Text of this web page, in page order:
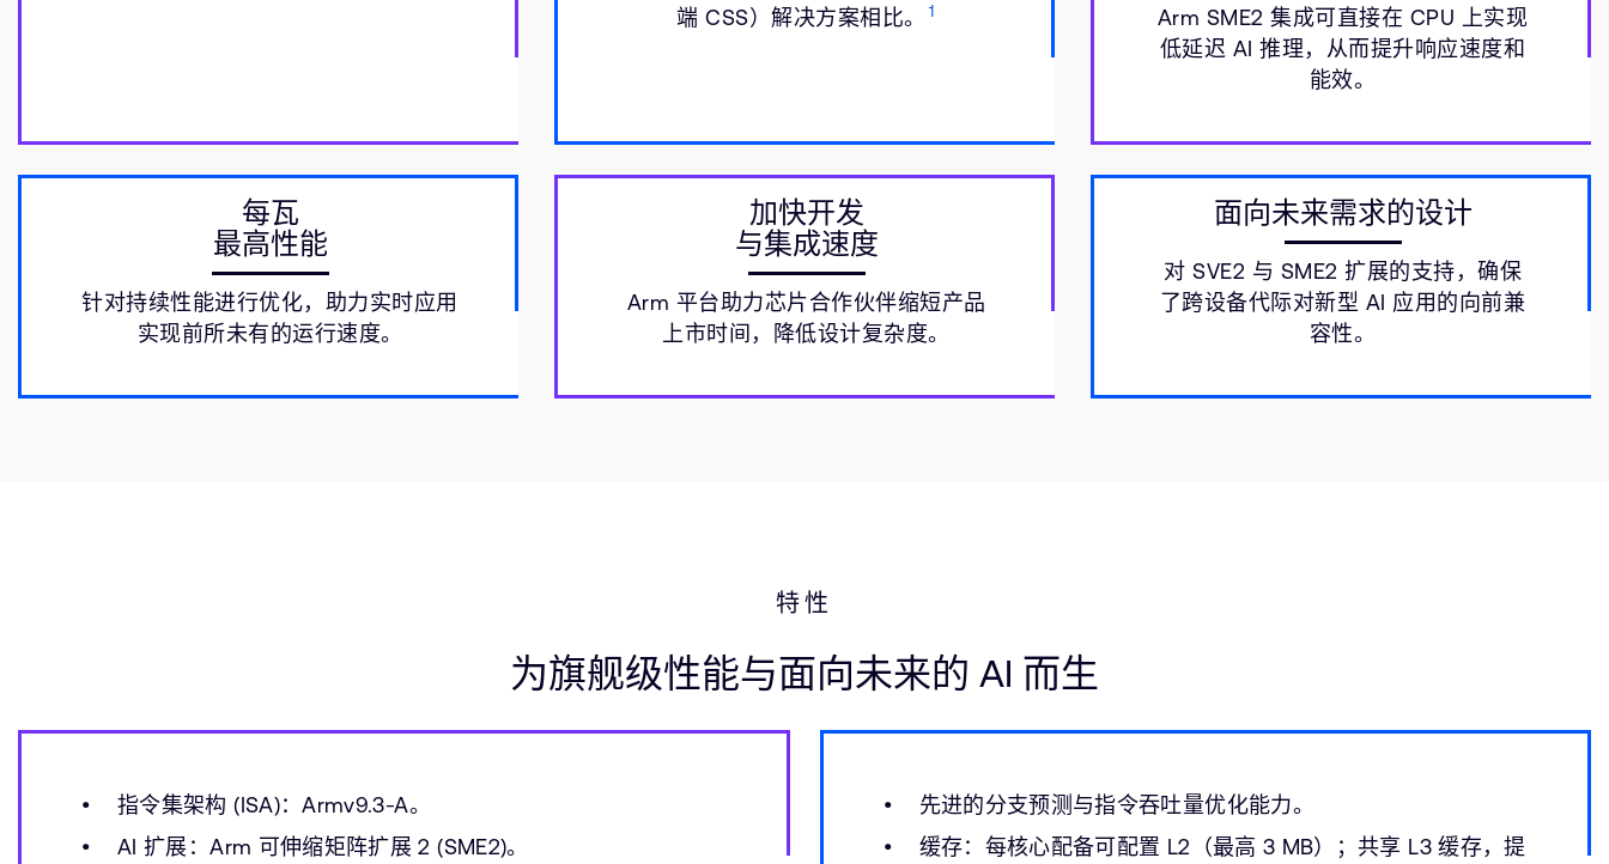
端 CSS）解决方案相比。
1
Arm SME2 集成可直接在 CPU 上实现
低延迟 AI 推理，从而提升响应速度和
能效。
每瓦
最高性能
针对持续性能进行优化，助力实时应用
实现前所未有的运行速度。
加快开发
与集成速度
Arm 平台助力芯片合作伙伴缩短产品
上市时间，降低设计复杂度。
面向未来需求的设计
对 SVE2 与 SME2 扩展的支持，确保
了跨设备代际对新型 AI 应用的向前兼
容性。
特性
为旗舰级性能与面向未来的 AI 而生
指令集架构 (ISA)：Armv9.3-A。
AI 扩展：Arm 可伸缩矩阵扩展 2 (SME2)。
先进的分支预测与指令吞吐量优化能力。
缓存：每核心配备可配置 L2（最高 3 MB）；共享 L3 缓存，提